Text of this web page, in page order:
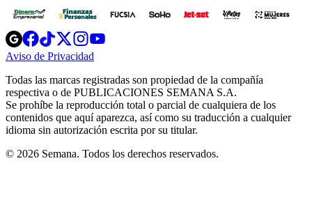
Opens
in
new
Opens
in
new
Opens
in
new
window
Opens
new
windowwindow
Aviso de Privacidad
new
window
Todas las marcas registradas son propiedad de la compañía
respectiva o de PUBLICACIONES SEMANA S.A.
Se prohíbe la reproducción total o parcial de cualquiera de los
contenidos que aquí aparezca, así como su traducción a cualquier
idioma sin autorización escrita por su titular.
© 2026 Semana. Todos los derechos reservados.